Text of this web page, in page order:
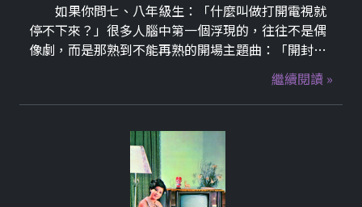
如果你問七、八年級生：「什麼叫做打開電視就
停不下來？」很多人腦中第一個浮現的，往往不是偶
像劇，而是那熟到不能再熟的開場主題曲：「開封有
個《包青天》，鐵面無私辨忠奸…」。1993 年華視首
播的《包青天》，是以獨立單元劇形式鋪陳，靠一樁
樁案子推進。每個單元自成篇章，有清楚的起承轉
合、鮮明的角色對峙與情緒張力。然而所有故事最終
仍匯流於同一個價值核心，屬於《包青天》的「正義
宇宙」：包拯的鐵面無私、公孫策的理性洞察、展昭
繼續閱讀 »